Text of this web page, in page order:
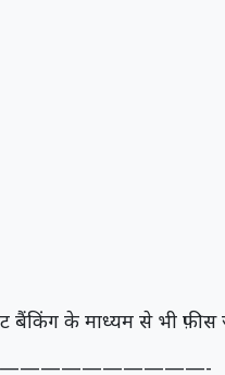
बैंकिंग के माध्यम से भी